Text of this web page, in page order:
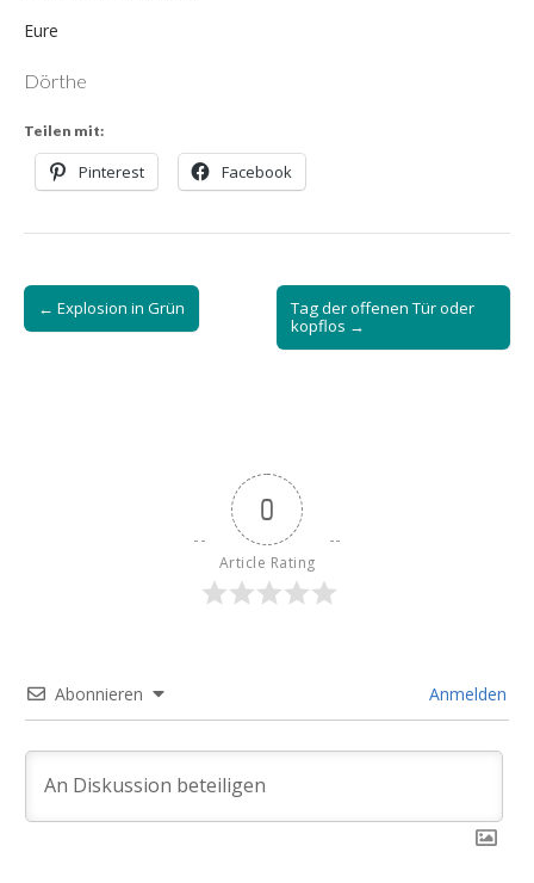
Eure
Dörthe
Teilen mit:
Pinterest Facebook
Post
navigation
← Explosion in Grün
Tag der offenen Tür oder
kopflos →
0
Article Rating
Abonnieren Anmelden